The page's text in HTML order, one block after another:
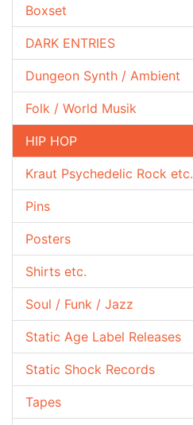
Boxset
DARK ENTRIES
Dungeon Synth / Ambient
Folk / World Musik
HIP HOP
Kraut Psychedelic Rock etc.
Pins
Posters
Shirts etc.
Soul / Funk / Jazz
Static Age Label Releases
Static Shock Records
Tapes